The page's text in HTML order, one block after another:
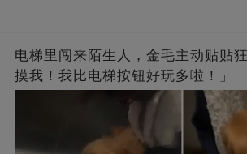
电梯里闯来陌生人，金毛主动贴贴
摸我！我比电梯按钮好玩多啦！」